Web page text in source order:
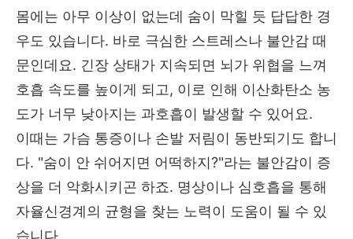
몸에는 아무 이상이 없는데 숨이 막힐 듯 답답한 경
우도 있습니다. 바로 극심한 스트레스나 불안감 때
문인데요. 긴장 상태가 지속되면 뇌가 위협을 느껴
호흡 속도를 높이게 되고, 이로 인해 이산화탄소 농
도가 너무 낮아지는 과호흡이 발생할 수 있어요.
이때는 가슴 통증이나 손발 저림이 동반되기도 합니
다. "숨이 안 쉬어지면 어떡하지?"라는 불안감이 증
상을 더 악화시키곤 하죠. 명상이나 심호흡을 통해
자율신경계의 균형을 찾는 노력이 도움이 될 수 있